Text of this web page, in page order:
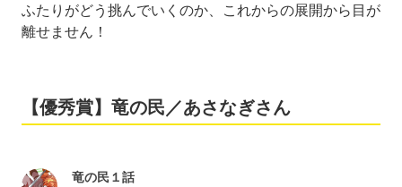
ふたりがどう挑んでいくのか、これからの展開から目が
離せません！
【優秀賞】竜の民／あさなぎさん
竜の民１話